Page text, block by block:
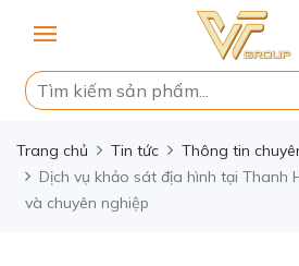
Trang chủ Tin tức
Thông tin
Dịch vụ khảo sát địa hình tại Thanh
và chuyên nghiệp